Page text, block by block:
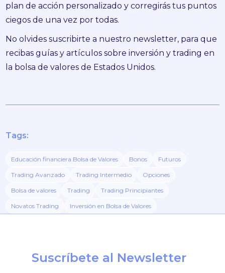
plan de acción personalizado y corregirás tus puntos
ciegos de una vez por todas.
No olvides suscribirte a nuestro newsletter, para que
recibas guías y artículos sobre inversión y trading en
la bolsa de valores de Estados Unidos.
Tags:
Educación financiera Bolsa de Valores Bonos Futuros
Trading Avanzado Trading Intermedio Opciones
Bolsa de valores Trading Trading Principiantes
Novatos Trading Inversión en Bolsa de Valores
Suscríbete al Newsletter